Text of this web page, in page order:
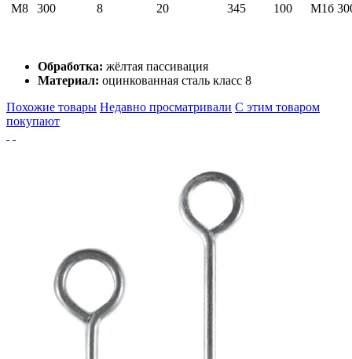
М8
300 8 20 345 100
М1б
Обработка: жёлтая пассивация
Материал: оцинкованная сталь класс 8
Похожие товары Недавно просматривали С этим товаром
покупают